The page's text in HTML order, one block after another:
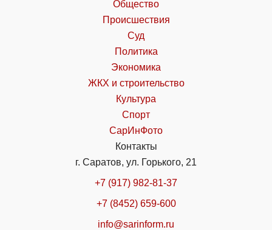
Общество
Происшествия
Суд
Политика
Экономика
ЖКХ и строительство
Культура
Спорт
СарИнФото
Контакты
г. Саратов, ул. Горького, 21
+7 (917) 982-81-37
+7 (8452) 659-600
info@sarinform.ru